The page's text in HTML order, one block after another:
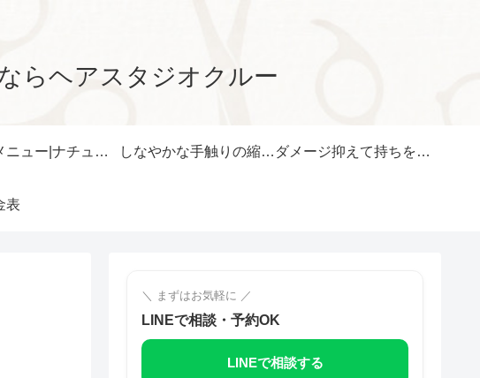
らヘアスタジオクルー
髪色メニュー|ナチュラルカラー・ヘアマニキュア・ハナヘナ しなやかな手触りの縮毛矯正・旭市の美容室 ダメージ抑えて持ちを良くするパーマ
表
＼ まずはお気軽に ／
LINEで相談・予約OK
LINEで相談する